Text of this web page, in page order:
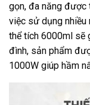
gọn, đa năng được
việc sử dụng nhiều
thể tích 6000ml sẽ
đình, sản phẩm
1000W giúp hầm